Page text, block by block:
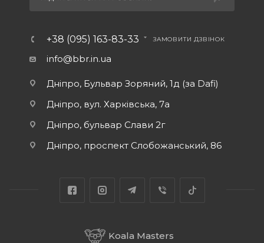
+38 (095) 163-83-33 ЗАМОВИТИ ДЗВІНОК
info@bbr.in.ua
Дніпро, Бульвар Зоряний, 1д (за Dafi)
Дніпро, вул. Харківська, 7а
Дніпро, бульвар Слави 2г
Дніпро, проспект Слобожанський, 86
Koala Masters